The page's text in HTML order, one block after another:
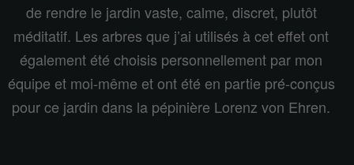
de rendre le jardin vaste, calme, discret, plutôt
méditatif. Les arbres que j’ai utilisés à cet effet ont
également été choisis personnellement par mon
équipe et moi-même et ont été en partie pré-conçus
pour ce jardin dans la pépinière Lorenz von Ehren.